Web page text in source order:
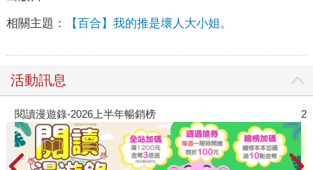
相關主題： 【百合】我的推是壞人大小姐。
活動訊息
閱讀漫遊錄-2026上半年暢銷榜